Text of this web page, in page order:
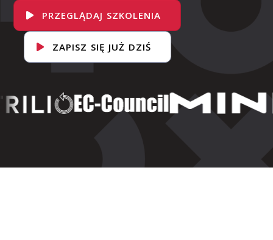
PRZEGLĄDAJ SZKOLENIA
ZAPISZ SIĘ JUŻ DZIŚ